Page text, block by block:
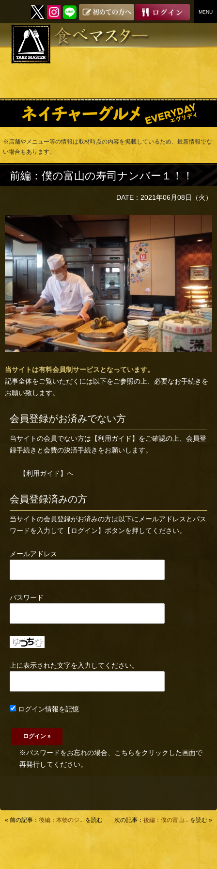
MENU
SKIP
※店舗やメニュー等の情報は取材時点の内容を掲載しているため、最新情報でな
い場合もあります。
前編：僕の富山の寿司ナンバー１！！
DATE：2021年06月08日（火）
当サイトは有料会員制サービスとなっています。
記事全体をご覧いただくには以下をご参照の上、必要なお手続きを
お願い致します。
会員登録がお済みでない方
当サイトの会員でない方は 【利用ガイド】 をご確認の上、会員登
録手続きと会費の決済手続きをお願いします。
【利用ガイド】へ
会員登録済みの方
当サイトの会員登録がお済みの方は以下にメールアドレスとパス
ワードを入力して【ログイン】ボタンを押してください。
メールアドレス
パスワード
上に表示された文字を入力してください。
ログイン情報を記憶
※パスワードをお忘れの場合、こちらをクリックした画面で
再発行してください。
« 前の記事： 後編：本物のジ... を読む 次の記事： 後編：僕の富山... を読む »